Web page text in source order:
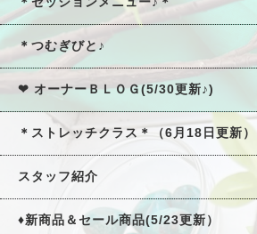
＊つむぎびと♪
❤ オーナーＢＬＯＧ(5/30更新♪)
＊ストレッチクラス＊（6月18日更新）
スタッフ紹介
♦新商品＆セール商品(5/23更新）